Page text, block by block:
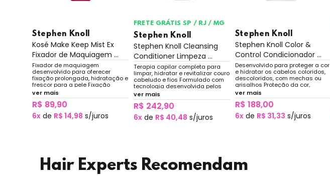
Stephen Knoll
Kosé Make Keep Mist Ex
Fixador de Maquiagem ...
Fixador de maquiagem
desenvolvido para oferecer
fixação prolongada, hidratação e
frescor para a pele Fixação
prolongada, tratamento e
proteção, acabamento leve,
versão portátil de 35ml perfeita
para carregar na bolsa ou
nécessaire.
ver mais
R$ 89,90
6x de R$ 14,98 s/juros
FRETE GRÁTIS SP / RJ / MG
Stephen Knoll
Stephen Knoll Cleansing
Conditioner Limpeza ...
Terapia capilar completa para
limpar, hidratar e revitalizar couro
cabeludo e fios Formulado com
tecnologia desenvolvida pelos
laboratórios Kosé, é uma terapia
capilar inovadora que limpa,
tonifica e hidrata sem agredir o
couro cabeludo nem ressecar
ver mais
R$ 242,90
6xde R$ 40,48 s/juros
Stephen Knoll
Stephen Knoll Color &
Control Condicionador ...
Desenvolvido para proteger a cor
e hidratar os cabelos coloridos,
descoloridos, com mechas ou
grisalhos Proteção da cor,
hidratação leve reparação e
brilho.
ver mais
R$ 188,00
6xde R$ 31,33 s/juros
Hair Experts Recomendam